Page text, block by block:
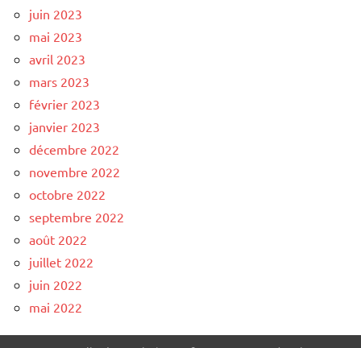
juin 2023
mai 2023
avril 2023
mars 2023
février 2023
janvier 2023
décembre 2022
novembre 2022
octobre 2022
septembre 2022
août 2022
juillet 2022
juin 2022
mai 2022